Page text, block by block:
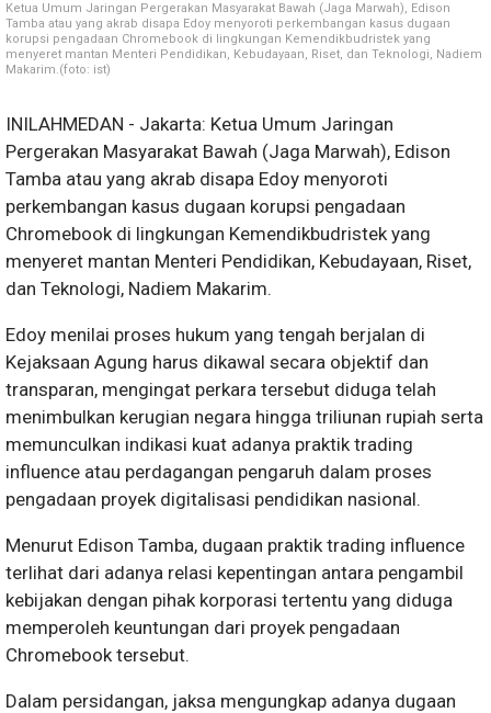
Ketua Umum Jaringan Pergerakan Masyarakat Bawah (Jaga Marwah), Edison
Tamba atau yang akrab disapa Edoy menyoroti perkembangan kasus dugaan
korupsi pengadaan Chromebook di lingkungan Kemendikbudristek yang
menyeret mantan Menteri Pendidikan, Kebudayaan, Riset, dan Teknologi, Nadiem
Makarim.(foto: ist)
INILAHMEDAN - Jakarta: Ketua Umum Jaringan
Pergerakan Masyarakat Bawah (Jaga Marwah), Edison
Tamba atau yang akrab disapa Edoy menyoroti
perkembangan kasus dugaan korupsi pengadaan
Chromebook di lingkungan Kemendikbudristek yang
menyeret mantan Menteri Pendidikan, Kebudayaan, Riset,
dan Teknologi, Nadiem Makarim.
Edoy menilai proses hukum yang tengah berjalan di
Kejaksaan Agung harus dikawal secara objektif dan
transparan, mengingat perkara tersebut diduga telah
menimbulkan kerugian negara hingga triliunan rupiah serta
memunculkan indikasi kuat adanya praktik trading
influence atau perdagangan pengaruh dalam proses
pengadaan proyek digitalisasi pendidikan nasional.
Menurut Edison Tamba, dugaan praktik trading influence
terlihat dari adanya relasi kepentingan antara pengambil
kebijakan dengan pihak korporasi tertentu yang diduga
memperoleh keuntungan dari proyek pengadaan
Chromebook tersebut.
Dalam persidangan, jaksa mengungkap adanya dugaan